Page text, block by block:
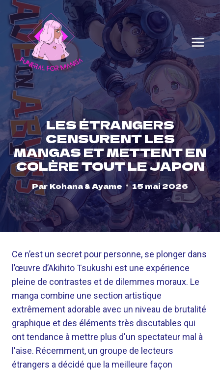
Skip
content
LES ÉTRANGERS
CENSURENT LES
MANGAS ET METTENT EN
COLÈRE TOUT LE JAPON
ParKohana & Ayame 15 mai 2026
Ce n’est un secret pour personne, se plonger dans
l’œuvre d’Akihito Tsukushi est une expérience
pleine de contrastes et de dilemmes moraux. Le
manga combine une section artistique
extrêmement adorable avec un niveau de brutalité
graphique et des éléments très discutables qui
ont tendance à mettre plus d'un spectateur mal à
l'aise. Récemment, un groupe de lecteurs
étrangers a décidé que la meilleure façon